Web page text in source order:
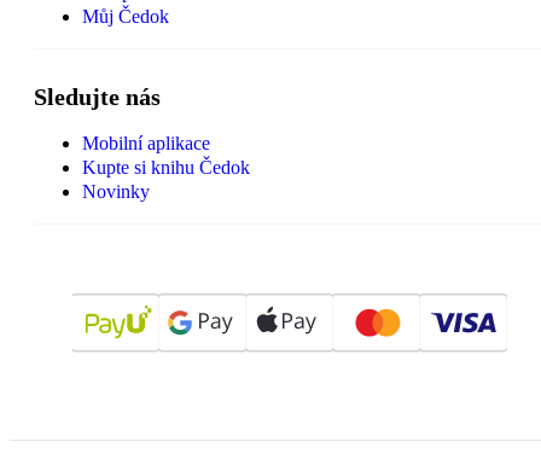
Můj Čedok
Sledujte nás
Mobilní aplikace
Kupte si knihu Čedok
Novinky